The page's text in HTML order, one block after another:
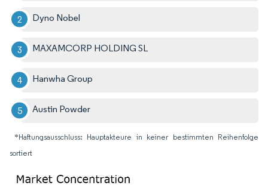
Dyno Nobel
MAXAMCORP HOLDING SL
Hanwha Group
Austin Powder
*Haftungsausschluss: Hauptakteure in keiner bestimmten Reihenfolge
sortiert